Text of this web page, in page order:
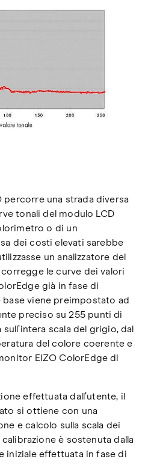
percorre una strada diversa
tonali del modulo LCD
o di un
dei costi elevati sarebbe
un analizzatore del
le curve dei valori
già in fase di
viene preimpostato ad
preciso su 255 punti di
scala del grigio, dal
del colore coerente e
EIZO ColorEdge di
effettuata dall’utente, il
si ottiene con una
e calcolo sulla scala dei
è sostenuta dalla
iniziale effettuata in fase di